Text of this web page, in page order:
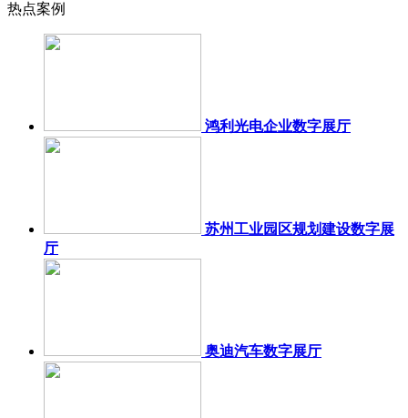
热点案例
鸿利光电企业数字展厅
苏州工业园区规划建设数字展
厅
奥迪汽车数字展厅